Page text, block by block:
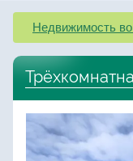
Недвижимость